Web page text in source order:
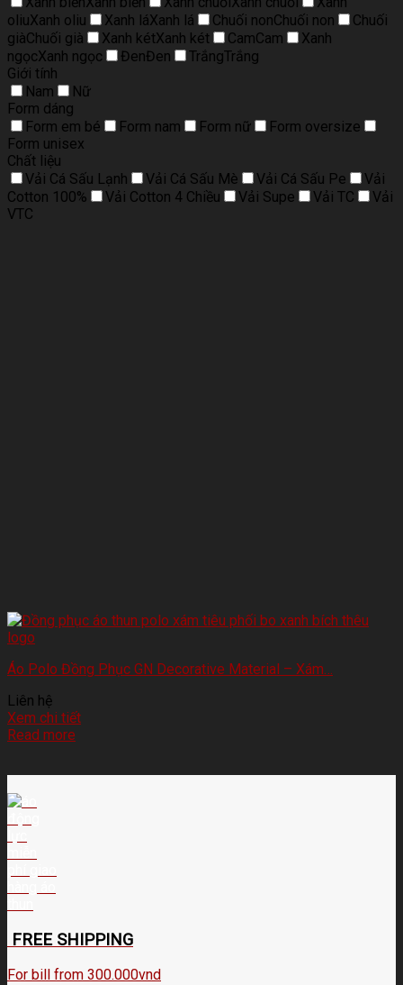
oliuXanh oliu Xanh láXanh lá Chuối nonChuối non
Chuối
giàChuối già Xanh kétXanh két CamCam
Xanh
ngọcXanh ngọc ĐenĐen TrắngTrắng
Giới tính
Nam
Nữ
Form dáng
Form em bé
Form nam Form nữ
Form oversize
Form unisex
Chất liệu
Vải Cá Sấu Lạnh
Vải Cá Sấu Mè Vải Cá Sấu Pe
Vải
Cotton 100%
Vải Cotton 4 Chiều Vải Supe Vải TC
Vải
VTC
Áo Polo Đồng Phục GN Decorative Material – Xám…
Liên hệ
Xem chi tiết
Read more
FREE SHIPPING
For bill from 300.000vnd